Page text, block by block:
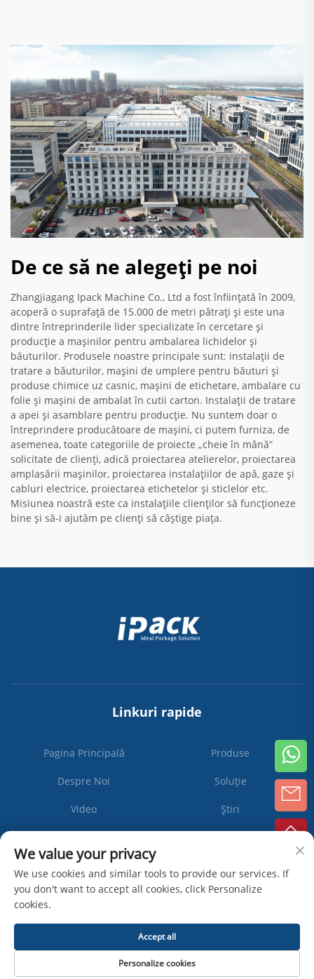
De ce să ne alegeți pe noi
Zhangjiagang Ipack Machine Co., Ltd a fost înființată în 2009,
acoperă o suprafață de 15.000 de metri pătrați și este una
dintre întreprinderile lider specializate în cercetare și
producție a mașinilor pentru ambalarea lichidelor și
băuturilor. Produsele noastre principale sunt: instalații de
tratare a băuturilor, mașini de umplere pentru băuturi și
produse chimice uz casnic, mașini de etichetare, ambalare cu
folie și mașini de ambalat în cutii carton. Instalații de tratare
a apei și asamblare pentru producție. Nu suntem doar o
întreprindere producătoare de mașini, ci putem furniza, de
asemenea, toate categoriile de proiecte „cheie în mână”
solicitate de clienți, adică proiectarea atelierelor, proiectarea
amplasării mașinilor, proiectarea instalațiilor de apă, gaze și
cabluri electrice, proiectarea etichetelor și sticlelor etc.
Misiunea noastră este ca instalațiile clienților să funcționeze
bine și să-i ajutăm pe clienți să câștige piața.
Linkuri rapide
Pagina Principală Produse
Despre Noi Soluție
Video Știri
confidențialitate
We value your privacy
We use cookies and similar tools to provide our services. If
you don't want to accept all cookies, click Personalize
cookies.
Personalize cookies
Accept all